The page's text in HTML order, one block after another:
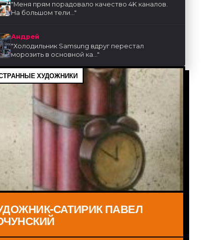
"Меня прям порадовало качество 4K каналов.
На большом тели..."
Андрей
"Холодильник Samsung вдруг перестал
морозить в основной ка..."
ХУДОЖНИКИ
САТИРИК ПАВЕЛ